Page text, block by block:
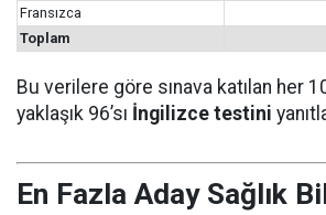
Fransızca
Toplam
Bu verilere göre sınava katılan her
yaklaşık 96’sı İngilizce testini
En Fazla Aday Sağlık